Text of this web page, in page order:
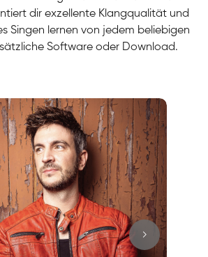
dir exzellente Klangqualität und
Singen lernen von jedem beliebigen
Software oder Download.